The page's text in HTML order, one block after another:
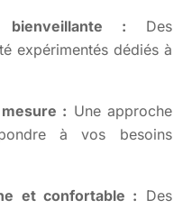
: Des
expérimentés dédiés à
: Une approche
à vos besoins
et confortable : Des